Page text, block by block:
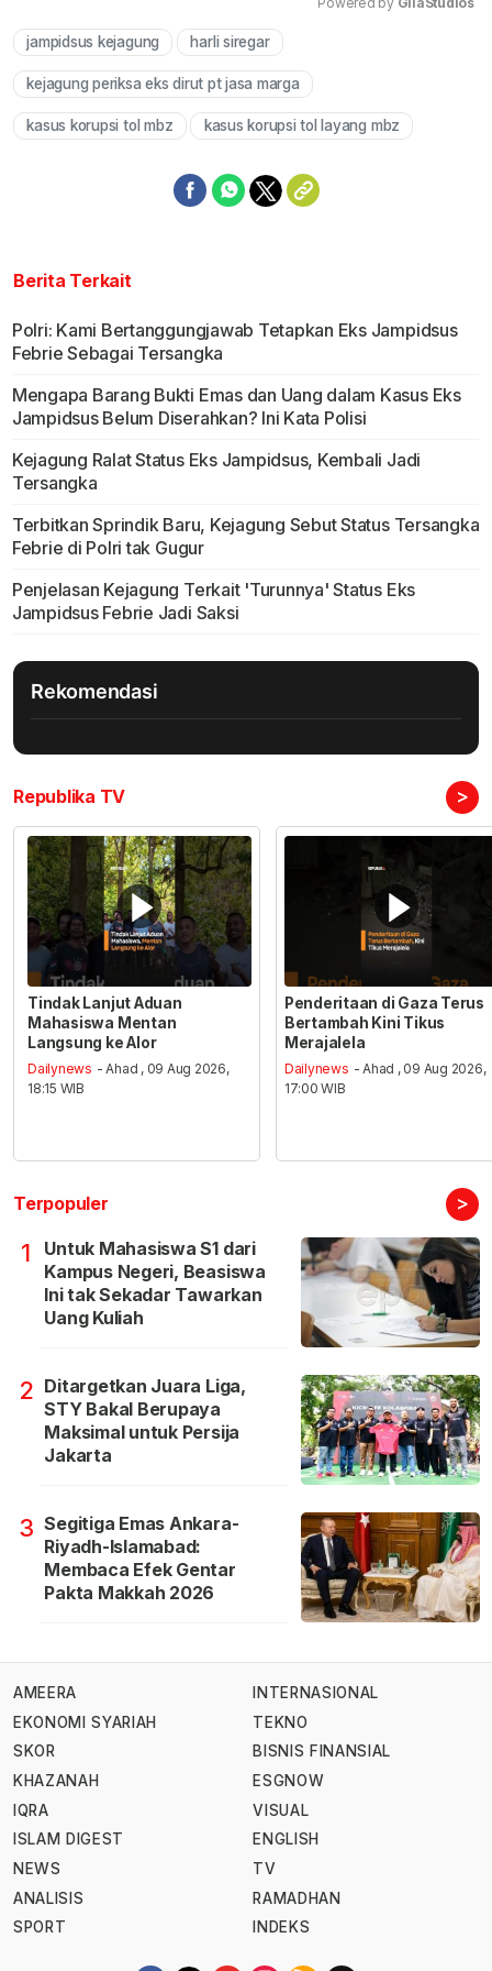
jampidsus kejagung harli siregar
kejagung periksa eks dirut pt jasa marga
kasus korupsi tol mbz kasus korupsi tol layang mbz
Berita Terkait
Polri: Kami Bertanggungjawab Tetapkan Eks Jampidsus
Febrie Sebagai Tersangka
Mengapa Barang Bukti Emas dan Uang dalam Kasus Eks
Jampidsus Belum Diserahkan? Ini Kata Polisi
Kejagung Ralat Status Eks Jampidsus, Kembali Jadi
Tersangka
Terbitkan Sprindik Baru, Kejagung Sebut Status Tersangka
Febrie di Polri tak Gugur
Penjelasan Kejagung Terkait 'Turunnya' Status Eks
Jampidsus Febrie Jadi Saksi
Rekomendasi
Republika TV >
Tindak Lanjut Aduan
Mahasiswa Mentan
Langsung ke Alor
Dailynews - Ahad , 09 Aug 2026,
18:15 WIB
Penderitaan di Gaza Terus
Bertambah Kini Tikus
Merajalela
Dailynews - Ahad , 09 Aug 2026,
17:00 WIB
Terpopuler >
1
Untuk Mahasiswa S1 dari
Kampus Negeri, Beasiswa
Ini tak Sekadar Tawarkan
Uang Kuliah
2 Ditargetkan Juara Liga,
STY Bakal Berupaya
Maksimal untuk Persija
Jakarta
3 Segitiga Emas Ankara-
Riyadh-Islamabad:
Membaca Efek Gentar
Pakta Makkah 2026
AMEERA
EKONOMI SYARIAH
SKOR
KHAZANAH
IQRA
ISLAM DIGEST
NEWS
ANALISIS
SPORT
INTERNASIONAL
TEKNO
BISNIS FINANSIAL
ESGNOW
VISUAL
ENGLISH
TV
RAMADHAN
INDEKS